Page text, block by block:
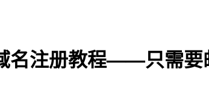
名注册教程——只需要